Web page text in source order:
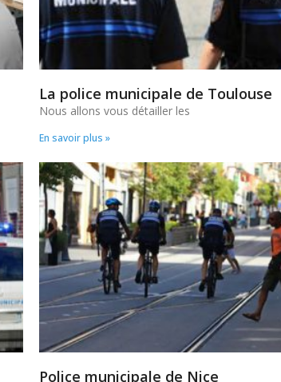
La police municipale de Toulouse
Nous allons vous détailler les
En savoir plus »
Police municipale de Nice